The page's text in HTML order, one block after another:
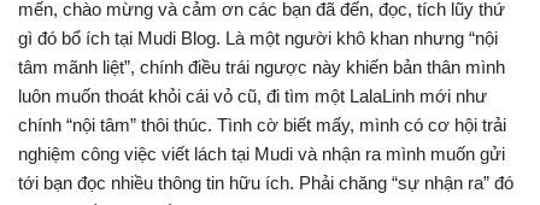
mến, chào mừng và cảm ơn các bạn đã đến, đọc, tích lũy thứ
gì đó bổ ích tại Mudi Blog. Là một người khô khan nhưng “nội
tâm mãnh liệt”, chính điều trái ngược này khiến bản thân mình
luôn muốn thoát khỏi cái vỏ cũ, đi tìm một LalaLinh mới như
chính “nội tâm” thôi thúc. Tình cờ biết mấy, mình có cơ hội trải
nghiệm công việc viết lách tại Mudi và nhận ra mình muốn gửi
tới bạn đọc nhiều thông tin hữu ích. Phải chăng “sự nhận ra” đó